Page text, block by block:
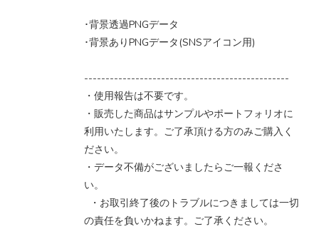
･背景透過PNGデータ
･背景ありPNGデータ(SNSアイコン用)
------------------------------------------------
・使用報告は不要です。
・販売した商品はサンプルやポートフォリオに
利用いたします。ご了承頂ける方のみご購入く
ださい。
・データ不備がございましたらご一報くださ
い。
・お取引終了後のトラブルにつきましては一切
の責任を負いかねます。ご了承ください。